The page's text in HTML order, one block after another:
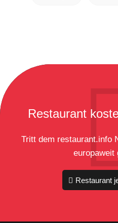
Restaurant
Tritt dem restaurant.info
europaweit
Restaurant